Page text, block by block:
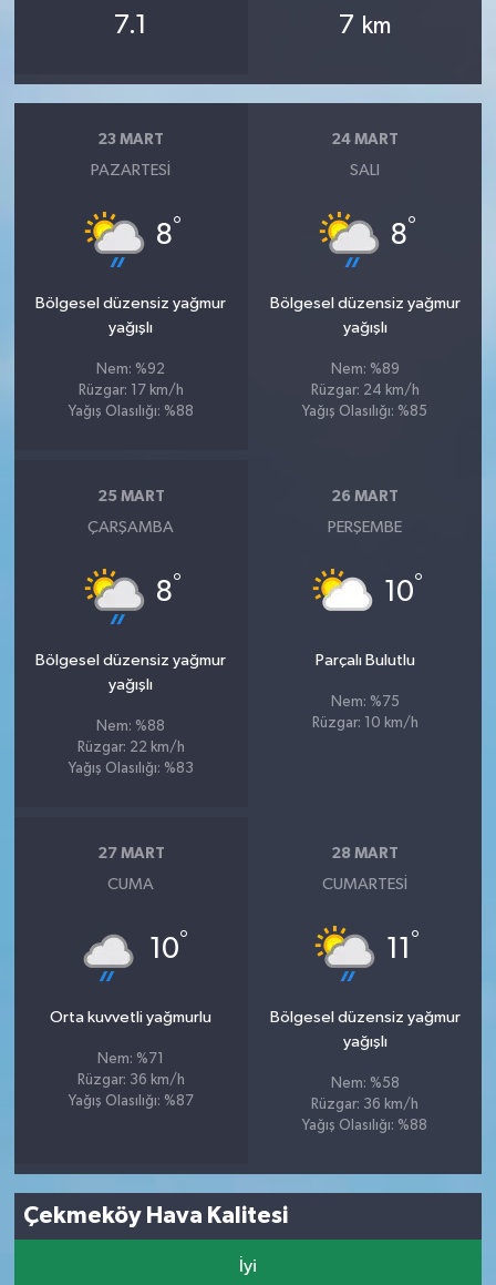
7.1 7 km
23 MART
PAZARTESI
8°
Bölgesel düzensiz yağmur
yağışlı
Nem: %92
Rüzgar: 17 km/h
Yağış Olasılığı: %88
24 MART
SALI
8°
Bölgesel düzensiz yağmur
yağışlı
Nem: %89
Rüzgar: 24 km/h
Yağış Olasılığı: %85
25 MART
ÇARŞAMBA
8°
Bölgesel düzensiz yağmur
yağışlı
Nem: %88
Rüzgar: 22 km/h
Yağış Olasılığı: %83
26 MART
PERŞEMBE
10°
Parçalı Bulutlu
Nem: %75
Rüzgar: 10 km/h
27 MART
CUMA
10°
Orta kuvvetli yağmurlu
Nem: %71
Rüzgar: 36 km/h
Yağış Olasılığı: %87
28 MART
CUMARTESI
11 °
Bölgesel düzensiz yağmur
yağışlı
Nem: %58
Rüzgar: 36 km/h
Yağış Olasılığı: %88
Çekmeköy Hava Kalitesi
İyi